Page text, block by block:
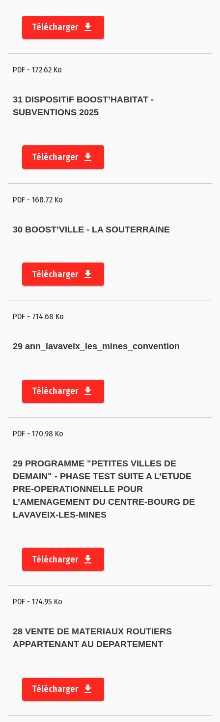
Télécharger
PDF - 172.62 Ko
31 DISPOSITIF BOOST’HABITAT -
SUBVENTIONS 2025
Télécharger
PDF - 168.72 Ko
30 BOOST’VILLE - LA SOUTERRAINE
Télécharger
PDF - 714.68 Ko
29 ann_lavaveix_les_mines_convention
Télécharger
PDF - 170.98 Ko
29 PROGRAMME "PETITES VILLES DE
DEMAIN" - PHASE TEST SUITE A L’ETUDE
PRE-OPERATIONNELLE POUR
L’AMENAGEMENT DU CENTRE-BOURG DE
LAVAVEIX-LES-MINES
Télécharger
PDF - 174.95 Ko
28 VENTE DE MATERIAUX ROUTIERS
APPARTENANT AU DEPARTEMENT
Télécharger